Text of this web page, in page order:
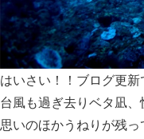
はいさい！！ブログ更新
台風も過ぎ去りベタ凪、
思いのほかうねりが残っ